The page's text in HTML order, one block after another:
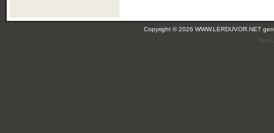
Copyright © 2026 WWW.LERDUVOR.NET